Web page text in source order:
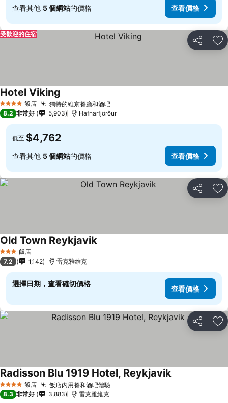
查看其他 5 個網站的價格 查看價格
分享 加
受歡迎的住宿
4 星級 飯店 獨特的維京餐廳和酒吧
Hotel Viking
8.2 非常好 5,903 Hafnarfjörður
低至 $4,762
查看其他 5 個網站的價格 查看價格
分享 加
3 星級 飯店
Old Town Reykjavik
7.2 1,142 雷克雅維克
選擇日期，查看確切價格
查看價格
分享 加
4 星級 飯店 飯店內用餐和酒吧體驗
Radisson Blu 1919 Hotel, Reykjavik
8.3 非常好 3,883 雷克雅維克